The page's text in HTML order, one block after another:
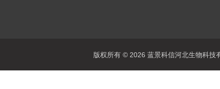
版权所有 © 2026 蓝景科信河北生物科